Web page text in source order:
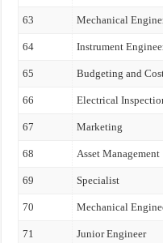
63 Mechanical
64 Instrument
65 Budgeting and
66 Electrical
67 Marketing
68 Asset Management
69 Specialist
70 Mechanical
71 Junior Engineer